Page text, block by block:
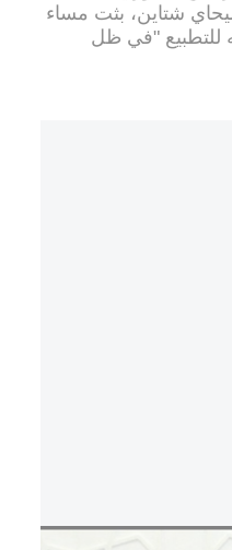
شتاين، بثت مساء
للتطبيع "في ظل